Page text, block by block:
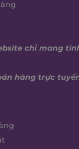
chỉ mang
hàng trực